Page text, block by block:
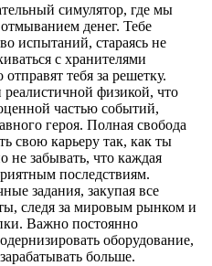
симулятор, где мы
денег. Тебе
испытаний, стараясь не
с хранителями
тебя за решетку.
физикой, что
частью событий,
героя. Полная свобода
свою карьеру так, как ты
забывать, что каждая
последствиям.
задания, закупая все
следя за мировым рынком и
Важно постоянно
оборудование,
больше.